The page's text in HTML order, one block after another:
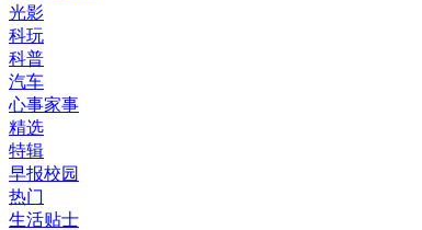
光影
科玩
科普
汽车
心事家事
精选
特辑
早报校园
热门
生活贴士